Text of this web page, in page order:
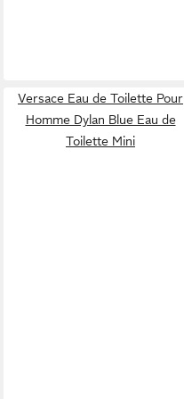
Versace Eau de Toilette Pour
Homme Dylan Blue Eau de
Toilette Mini